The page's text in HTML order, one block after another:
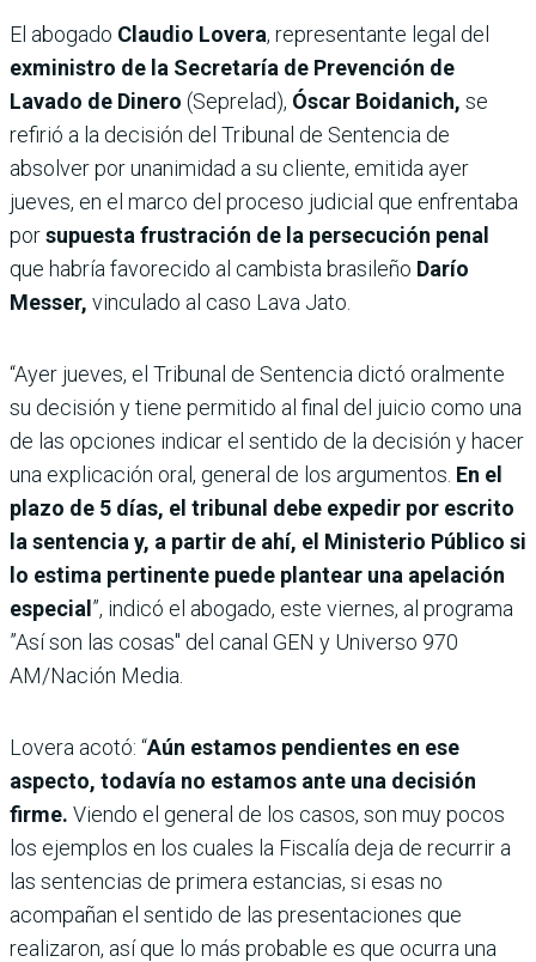
El abogado Claudio Lovera, representante legal del
exministro de la Secretaría de Prevención de
Lavado de Dinero (Seprelad), Óscar Boidanich, se
refirió a la decisión del Tribunal de Sentencia de
absolver por unanimidad a su cliente, emitida ayer
jueves, en el marco del proceso judicial que enfrentaba
porsupuesta frustración de la persecución penal
que habría favorecido al cambista brasileño Darío
Messer, vinculado al caso Lava Jato.
“Ayer jueves, el Tribunal de Sentencia dictó oralmente
su decisión y tiene permitido al final del juicio como una
de las opciones indicar el sentido de la decisión y hacer
una explicación oral, general de los argumentos. En el
plazo de 5 días, el tribunal debe expedir por escrito
la sentencia y, a partir de ahí, el Ministerio Público si
lo estima pertinente puede plantear una apelación
especial ”, indicó el abogado, este viernes, al programa
”Así son las cosas" del canal GEN y Universo 970
AM/Nación Media.
Lovera acotó: “Aún estamos pendientes en ese
aspecto, todavía no estamos ante una decisión
firme. Viendo el general de los casos, son muy pocos
los ejemplos en los cuales la Fiscalía deja de recurrir a
las sentencias de primera estancias, si esas no
acompañan el sentido de las presentaciones que
realizaron, así que lo más probable es que ocurra una